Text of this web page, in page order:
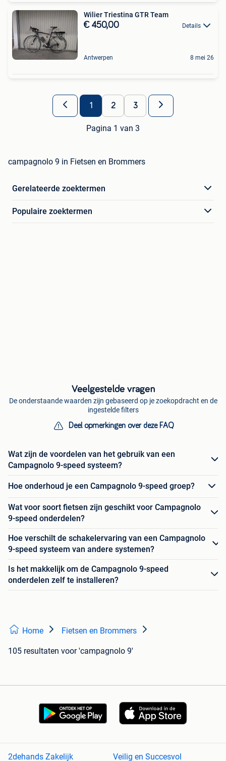
Wilier Triestina GTR Team
€ 450,00 Details
Antwerpen 8 mei 26
1 2 3
Pagina 1 van 3
campagnolo 9 in Fietsen en Brommers
Gerelateerde zoektermen
Populaire zoektermen
Veelgestelde vragen
De onderstaande waarden zijn gebaseerd op je zoekopdracht en de
ingestelde filters
Deel opmerkingen over deze FAQ
Wat zijn de voordelen van het gebruik van een
Campagnolo 9-speed systeem?
Hoe onderhoud je een Campagnolo 9-speed groep?
Wat voor soort fietsen zijn geschikt voor Campagnolo
9-speed onderdelen?
Hoe verschilt de schakelervaring van een Campagnolo
9-speed systeem van andere systemen?
Is het makkelijk om de Campagnolo 9-speed
onderdelen zelf te installeren?
Home Fietsen en Brommers
105 resultaten voor 'campagnolo 9'
2dehands Zakelijk Veilig en Succesvol